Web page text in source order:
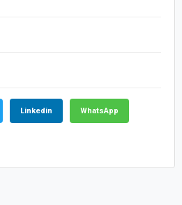
Linkedin WhatsApp